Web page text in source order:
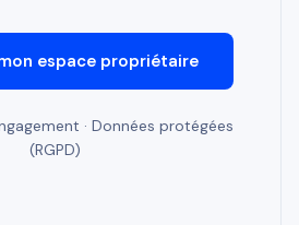
espace propriétaire
· Données protégées
(RGPD)